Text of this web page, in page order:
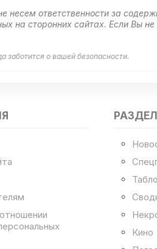
несем ответственности за
на сторонних сайтах. Если Вы
заботится о вашей безопасности.
Кино